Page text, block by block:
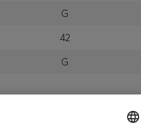
G
42
G
Bulgarien, Dänemark,
Malaysia, Monaco,
Schweiz, Serbien,